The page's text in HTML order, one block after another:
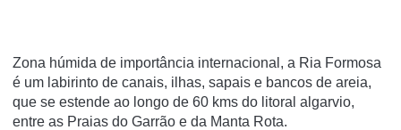
Zona húmida de importância internacional, a Ria Formosa
é um labirinto de canais, ilhas, sapais e bancos de areia,
que se estende ao longo de 60 kms do litoral algarvio,
entre as Praias do Garrão e da Manta Rota.